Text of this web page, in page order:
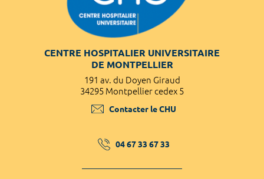
CENTRE HOSPITALIER UNIVERSITAIRE
DE MONTPELLIER
191 av. du Doyen Giraud
34295 Montpellier cedex 5
Contacter le CHU
04 67 33 67 33